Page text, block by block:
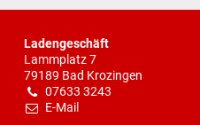
Ladengeschäft
Lammplatz 7
79189 Bad Krozingen
07633 3243
E-Mail